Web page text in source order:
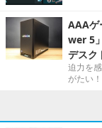
AAAゲ
wer 5
デスク
迫力を
がたい！